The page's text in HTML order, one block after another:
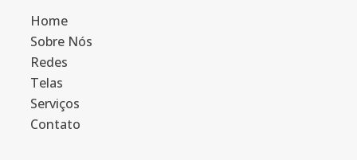
Home
Sobre Nós
Redes
Telas
Serviços
Contato